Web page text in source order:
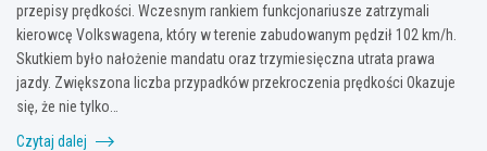
przepisy prędkości. Wczesnym rankiem funkcjonariusze zatrzymali
kierowcę Volkswagena, który w terenie zabudowanym pędził 102 km/h.
Skutkiem było nałożenie mandatu oraz trzymiesięczna utrata prawa
jazdy. Zwiększona liczba przypadków przekroczenia prędkości Okazuje
się, że nie tylko…
Czytaj dalej